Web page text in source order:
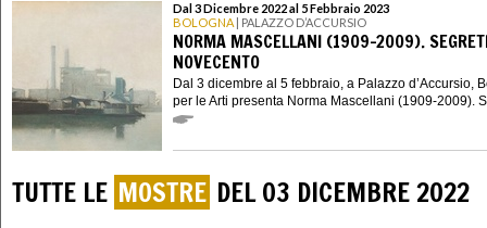
Dal 3 Dicembre 2022 al 5 Febbraio 2023
BOLOGNA | PALAZZO D’ACCURSIO
NORMA MASCELLANI (1909-2009).
NOVECENTO
Dal 3 dicembre al 5 febbraio, a Palazzo d’Accursio,
per le Arti presenta Norma Mascellani (1909-2009).
TUTTE LE MOSTRE DEL 03 DICEMBRE 2022